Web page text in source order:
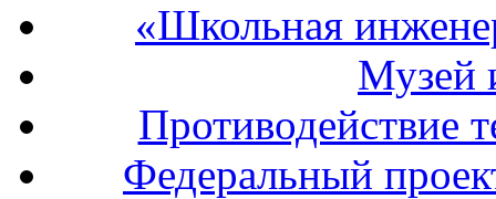
«Школьная
Музей
Противодействие
Федеральный